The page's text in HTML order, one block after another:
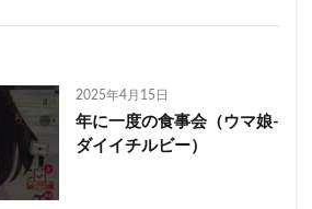
2025年4月15日
年に一度の食事会（ウマ娘-
ダイイチルビー）